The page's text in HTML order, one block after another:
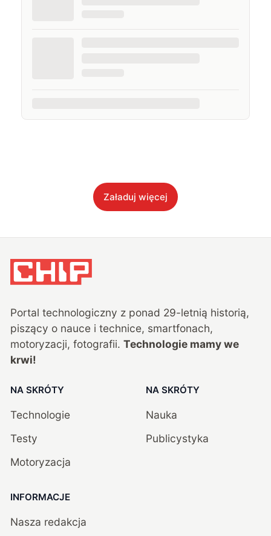
Załaduj więcej
Portal technologiczny z ponad 29-letnią historią,
piszący o nauce i technice, smartfonach,
motoryzacji, fotografii. Technologie mamy we
krwi!
NA SKRÓTY
Technologie
Testy
Motoryzacja
NA SKRÓTY
Nauka
Publicystyka
INFORMACJE
Nasza redakcja